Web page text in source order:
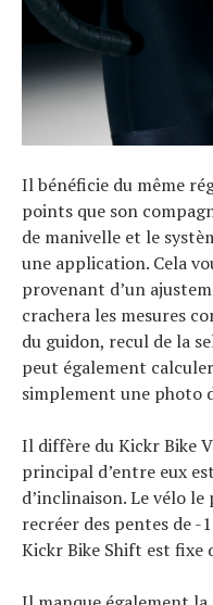
Il bénéficie du même
points que son
de manivelle et le
une application. Cela
provenant d’un
crachera les mesures
du guidon, recul de la
peut également
simplement une photo
Il diffère du Kickr Bike
principal d’entre eux
d’inclinaison. Le vélo
recréer des pentes de -
Kickr Bike Shift est fixe